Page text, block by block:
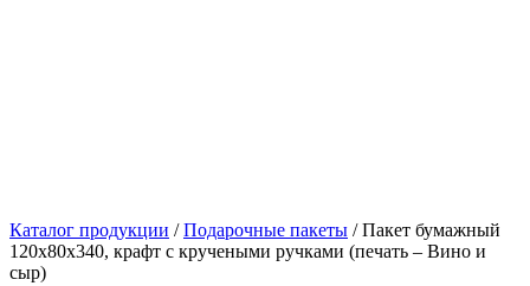
Каталог продукции /Подарочные пакеты / Пакет бумажный
120х80х340, крафт с кручеными ручками (печать – Вино и
сыр)